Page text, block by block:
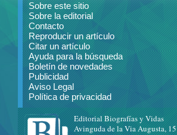
Sobre este sitio
Sobre la editorial
Contacto
Reproducir un artículo
Citar un artículo
Ayuda para la búsqueda
Boletín de novedades
Publicidad
Aviso Legal
Política de privacidad
Editorial Biografías y Vidas
Avinguda de la Via Augusta, 15